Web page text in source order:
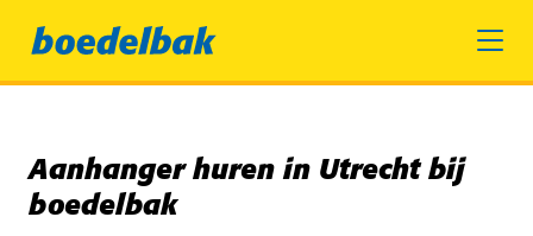
Aanhanger huren in Utrecht bij
boedelbak